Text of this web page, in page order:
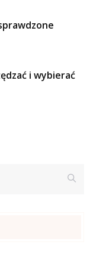
i wybierać